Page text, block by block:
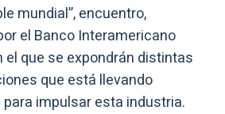
mundial”, encuentro,
el Banco Interamericano
el que se expondrán distintas
que está llevando
impulsar esta industria.